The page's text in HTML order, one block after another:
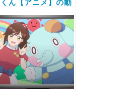
くん【アニメ】の動
と無料で全話視聴す
る方法